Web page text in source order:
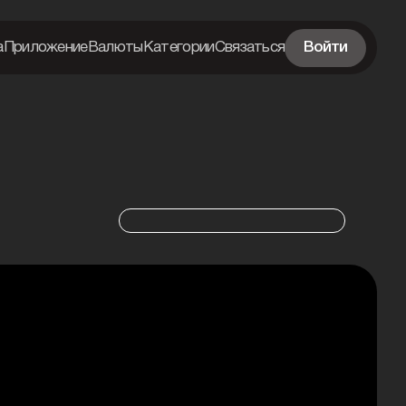
ПриложениеВалютыКатегорииСвязаться Войти